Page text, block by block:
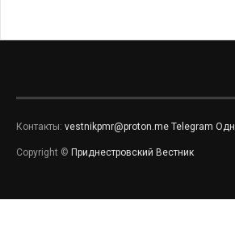
Контакты: vestnikpmr@proton.me Telegram
Copyright © Приднестровский Вестник